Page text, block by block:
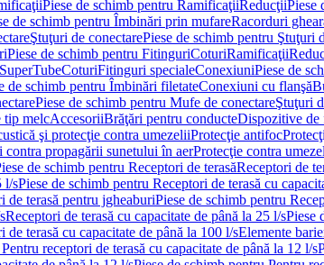
Piese de schimb pentru RamificaţiiReducţiiPiese
de schimb pentru Îmbinări prin mufareRacorduri
Ştuţuri de conectarePiese de schimb pentru Ştuţuri
Piese de schimb pentru FitinguriCoturiRamificaţii
CoturiFitinguri specialeConexiuniPiese de
de schimb pentru Îmbinări filetateConexiuni cu flanşă
Piese de schimb pentru Mufe de conectareŞtuţuri
tip melcAccesoriiBrăţări pentru conducteDispozitive de
şi protecţie contra umezeliiProtecţie antifoc
propagării sunetului în aerProtecţie contra
de schimb pentru Receptori de terasăReceptori de
l/sPiese de schimb pentru Receptori de terasă cu
de terasă pentru jgheaburiPiese de schimb pentru
Receptori de terasă cu capacitate de până la 25 l/sPiese
terasă cu capacitate de până la 100 l/sElemente
receptori de terasă cu capacitate de până la 12 l/s